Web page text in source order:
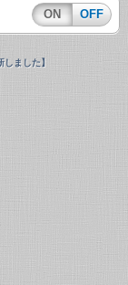
ON OFF
ました】